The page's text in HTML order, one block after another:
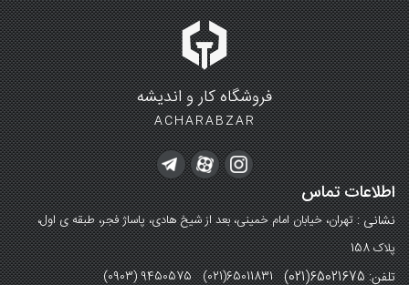
فروشگاه کار و اندیشه
ACHARABZAR
اطلاعات تماس
نشانی :تهران، خیابان امام خمینی، بعد از شیخ هادی، پاساژ فجر، طبقه ی اول،
پلاک 158
تلفن: 65021675(021) (0903) 9450575 (021)65011831